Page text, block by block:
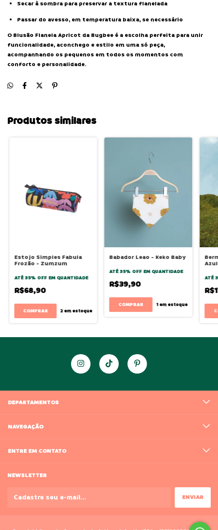
Secar à sombra para preservar a textura flanelada
Passar do avesso, em temperatura baixa, se necessário
O Blusão Flanela Apricot da Bugbee é a escolha perfeita para unir
funcionalidade, aconchego e estilo em uma só peça,
acompanhando os pequenos em todos os momentos com
conforto e personalidade.
Produtos similares
Estojo Simples Fabula
Frozão - Zumzum
ATÉ 35% OFF EM QUANTIDADE
R$68,90
2em estoque
Babador Leao - Keko Baby
ATÉ 35% OFF EM QUANTIDADE
R$39,90
1em estoque
ATÉ
DEPARTAMENTOS
NAVEGAÇÃO
ENTRE EM CONTATO
NEWSLETTER